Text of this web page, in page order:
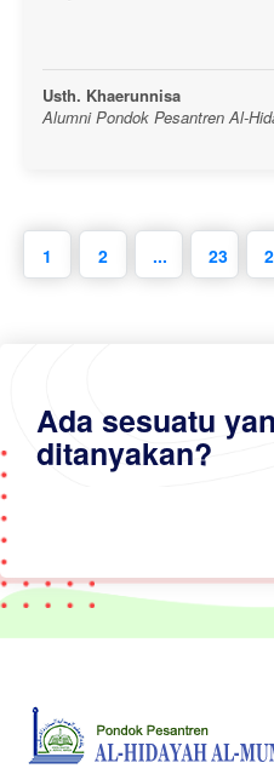
Usth. Khaerunnisa
Alumni Pondok Pesantren Al-
1 2 ... 23
Ada sesuatu
ditanyakan?